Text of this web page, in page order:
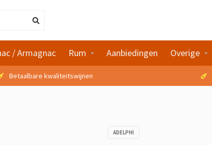
/ Armagnac Rum Aanbiedingen Overige
Betaalbare kwaliteitswijnen
ADELPHI